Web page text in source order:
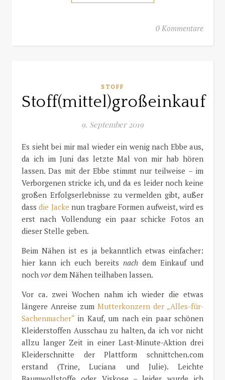
0 Kommentare
STOFF
Stoff(mittel)großeinkauf
9. September 2019
Es sieht bei mir mal wieder ein wenig nach Ebbe aus,
da ich im Juni das letzte Mal von mir hab hören
lassen. Das mit der Ebbe stimmt nur teilweise – im
Verborgenen stricke ich, und da es leider noch keine
großen Erfolgserlebnisse zu vermelden gibt, außer
dassdie Jacke nun tragbare Formen aufweist, wird es
erst nach Vollendung ein paar schicke Fotos an
dieser Stelle geben.
Beim Nähen ist es ja bekanntlich etwas einfacher:
hier kann ich euch bereits nachdem Einkauf und
noch vordem Nähen teilhaben lassen.
Vor ca. zwei Wochen nahm ich wieder die etwas
längere Anreise zum Mutterkonzern der „Alles-für-
Sachenmacher“ in Kauf, um nach ein paar schönen
Kleiderstoffen Ausschau zu halten, da ich vor nicht
allzu langer Zeit in einer Last-Minute-Aktion drei
Kleiderschnitte der Plattform schnittchen.com
erstand (Trine, Luciana und Julie). Leichte